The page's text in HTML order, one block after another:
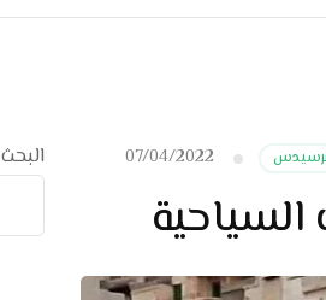
مرسيدس 07/04/2022
البحث